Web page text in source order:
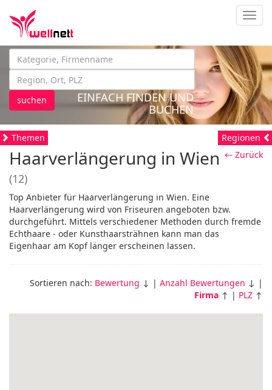
suchen
EINFACH FINDEN UND
BUCHEN
Themen
← Zurück
Haarverlängerung in Wien
(12)
Top Anbieter für Haarverlängerung in Wien. Eine
Haarverlängerung wird von Friseuren angeboten bzw.
durchgeführt. Mittels verschiedener Methoden durch fremde
Echthaare - oder Kunsthaarsträhnen kann man das
Eigenhaar am Kopf länger erscheinen lassen.
Sortieren nach: Bewertung ↓ | Anzahl Bewertungen ↓ |
Firma ↑ | PLZ ↑
Regionen